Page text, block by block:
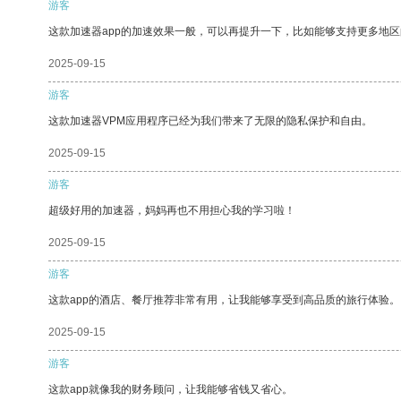
游客
这款加速器app的加速效果一般，可以再提升一下，比如能够支持更多地区
2025-09-15
游客
这款加速器VPM应用程序已经为我们带来了无限的隐私保护和自由。
2025-09-15
游客
超级好用的加速器，妈妈再也不用担心我的学习啦！
2025-09-15
游客
这款app的酒店、餐厅推荐非常有用，让我能够享受到高品质的旅行体验。
2025-09-15
游客
这款app就像我的财务顾问，让我能够省钱又省心。